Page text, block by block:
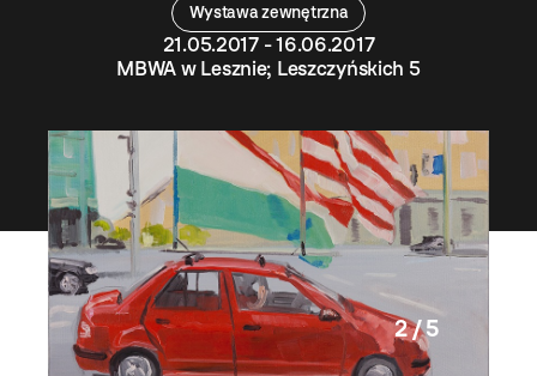
Wystawa zewnętrzna
21.05.2017 - 16.06.2017
MBWA w Lesznie; Leszczyńskich 5
2 / 5